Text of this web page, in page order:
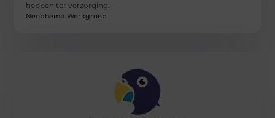
hebben ter verzorging.
Neophema Werkgroep